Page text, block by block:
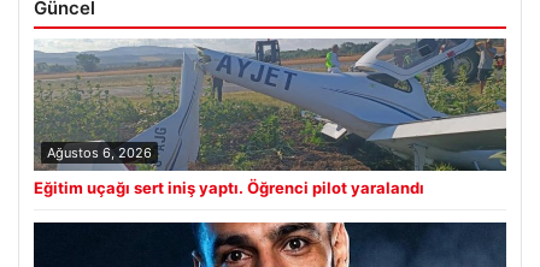
Güncel
Ağustos 6, 2026
Eğitim uçağı sert iniş yaptı. Öğrenci pilot yaralandı